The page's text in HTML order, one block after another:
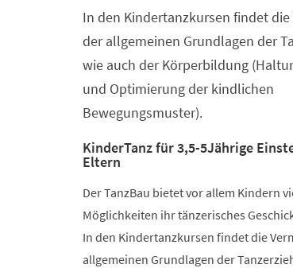
In den Kindertanzkursen findet
der allgemeinen Grundlagen der
wie auch der Körperbildung
und Optimierung der kindlichen
Bewegungsmuster).
KinderTanz für 3,5-5Jährige
Eltern
Der TanzBau bietet vor allem Kindern
Möglichkeiten ihr tänzerisches
In den Kindertanzkursen findet die
allgemeinen Grundlagen der